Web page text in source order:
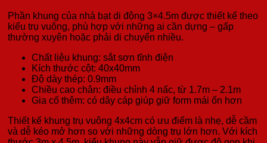
Phần khung của nhà bạt di động 3×4.5m được thiết kế theo
kiểu trụ vuông, phù hợp với những ai cần dựng – gấp
thường xuyên hoặc phải di chuyển nhiều.
Chất liệu khung: sắt sơn tĩnh điện
Kích thước cột: 40x40mm
Độ dày thép: 0.9mm
Chiều cao chân: điều chỉnh 4 nấc, từ 1.7m – 2.1m
Gia cố thêm: có dây cáp giúp giữ form mái ổn hơn
Thiết kế khung trụ vuông 4x4cm có ưu điểm là nhẹ, dễ cầm
và dễ kéo mở hơn so với những dòng trụ lớn hơn. Với kích